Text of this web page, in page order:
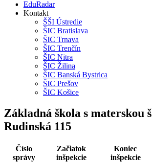
EduRadar
Kontakt
ŠŠI Ústredie
ŠIC Bratislava
ŠIC Trnava
ŠIC Trenčín
ŠIC Nitra
ŠIC Žilina
ŠIC Banská Bystrica
ŠIC Prešov
ŠIC Košice
Základná škola s materskou
Rudinská 115
Číslo
správy
Začiatok
inšpekcie
Koniec
inšpekcie